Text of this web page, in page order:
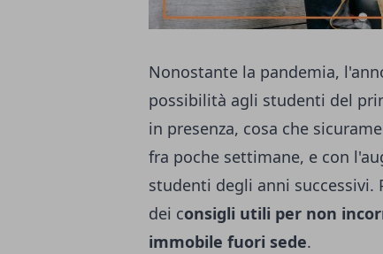
Nonostante la pandemia,
possibilità agli studenti del
in presenza, cosa che
fra poche settimane, e con
studenti degli anni
dei consigli utili per non
immobile fuori sede.